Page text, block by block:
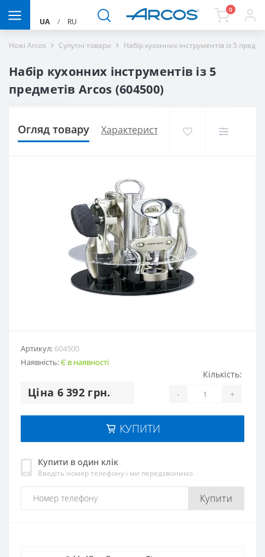
UA / RU
0
Ножі Arcos Супутні товари Набір кухонних інструментів із 5
Набір кухонних інструментів із 5
предметів Arcos (604500)
Огляд товару Характеристики Доставка і
Артикул: 604500
Наявність:Є в наявності
Цiна 6 392 грн.
Кількість:
- +
КУПИТИ
Купити в один клік
Введіть номер телефону і ми передзвонимо
Купити